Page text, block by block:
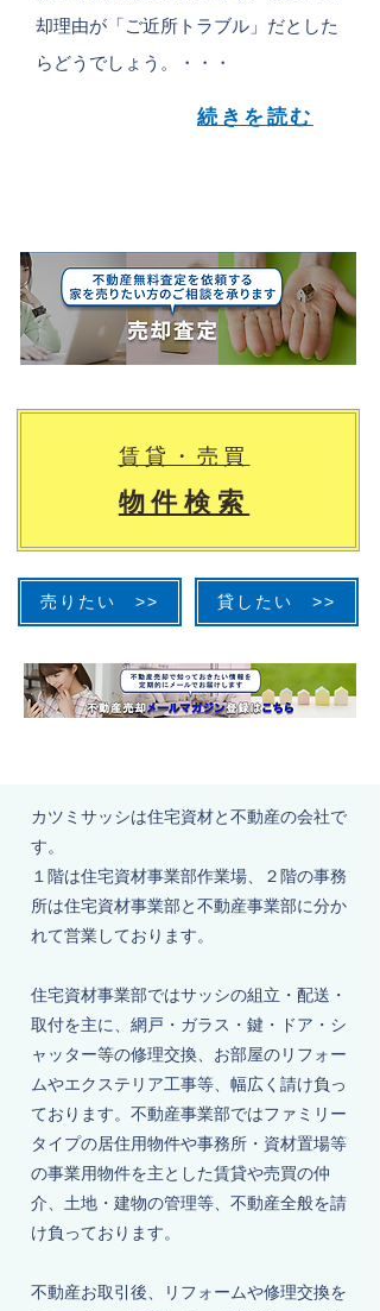
却理由が「ご近所トラブル」だとした
らどうでしょう。・・・
続きを読む
賃貸・売買
物件検索
売りたい >> 貸したい >>
カツミサッシは住宅資材と不動産の会社で
す。
１階は住宅資材事業部作業場、２階の事務
所は住宅資材事業部と不動産事業部に分か
れて営業しております。
住宅資材事業部ではサッシの組立・配送・
取付を主に、網戸・ガラス・鍵・ドア・シ
ャッター等の修理交換、お部屋のリフォー
ムやエクステリア工事等、幅広く請け負っ
ております。不動産事業部ではファミリー
タイプの居住用物件や事務所・資材置場等
の事業用物件を主とした賃貸や売買の仲
介、土地・建物の管理等、不動産全般を請
け負っております。
不動産お取引後、リフォームや修理交換を